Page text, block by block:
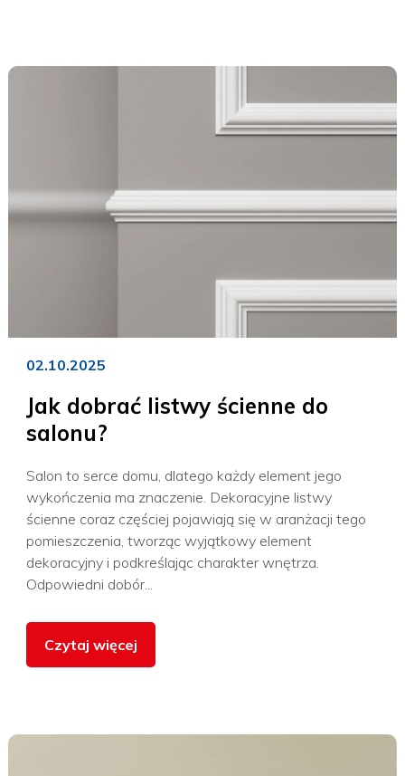
02.10.2025
Jak dobrać listwy ścienne do
salonu?
Salon to serce domu, dlatego każdy element jego
wykończenia ma znaczenie. Dekoracyjne listwy
ścienne coraz częściej pojawiają się w aranżacji tego
pomieszczenia, tworząc wyjątkowy element
dekoracyjny i podkreślając charakter wnętrza.
Odpowiedni dobór...
Czytaj więcej